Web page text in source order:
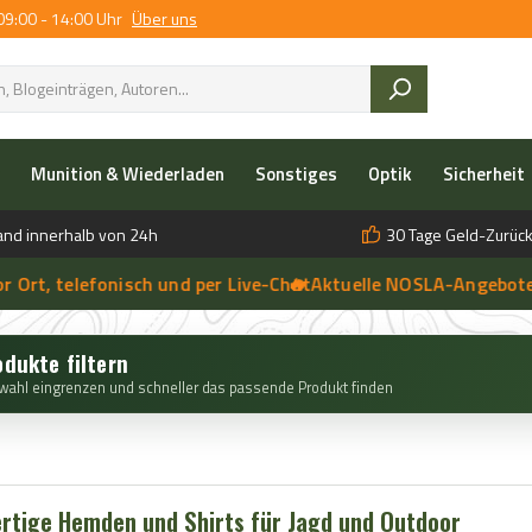
- 14:00 Uhr Über uns
Munition & Wiederladen Sonstiges Optik Sicherheit
innerhalb von 24h 30 Tage Geld-
und per Live-Chat
➔
🔥 Aktuelle NOSLA-Angebote
| 🔥 Persönliche Beratung vor Ort, telefonisch und per
filtern
eingrenzen und schneller das passende Produkt finden
Hemden und Shirts für Jagd und Outdoor